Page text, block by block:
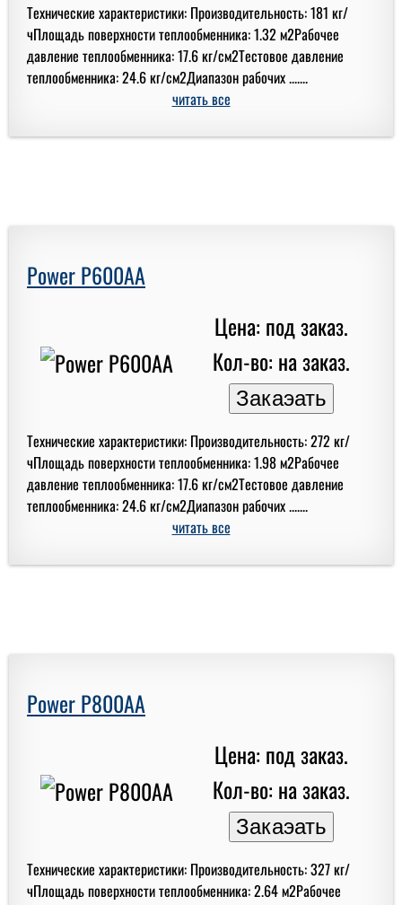
Технические характеристики: Производительность: 181 кг/
чПлощадь поверхности теплообменника: 1.32 м2Рабочее
давление теплообменника: 17.6 кг/см2Тестовое давление
теплообменника: 24.6 кг/см2Диапазон рабочих .......
читать все
Power P600AA
Цена: под заказ.
Кол-во: на заказ.
Технические характеристики: Производительность: 272 кг/
чПлощадь поверхности теплообменника: 1.98 м2Рабочее
давление теплообменника: 17.6 кг/см2Тестовое давление
теплообменника: 24.6 кг/см2Диапазон рабочих .......
читать все
Power P800AA
Цена: под заказ.
Кол-во: на заказ.
Технические характеристики: Производительность: 327 кг/
чПлощадь поверхности теплообменника: 2.64 м2Рабочее